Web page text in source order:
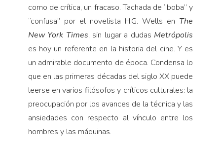
como de crítica, un fracaso. Tachada de “boba” y
“confusa” por el novelista H.G. Wells en The
New York Times, sin lugar a dudas Metrópolis
es hoy un referente en la historia del cine. Y es
un admirable documento de época. Condensa lo
que en las primeras décadas del siglo XX puede
leerse en varios filósofos y críticos culturales: la
preocupación por los avances de la técnica y las
ansiedades con respecto al vínculo entre los
hombres y las máquinas.